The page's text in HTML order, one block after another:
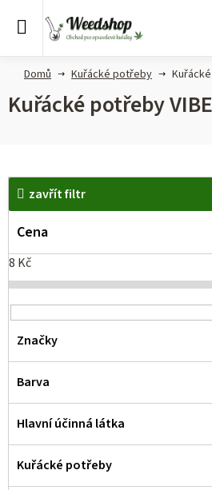
Domů Kuřácké potřeby
Kuřácké potřeby
zavřít filtr
Cena
8 Kč
Značky
Barva
Hlavní účinná látka
Kuřácké potřeby
V
p
i
s
p
r
o
d
u
k
t
ů